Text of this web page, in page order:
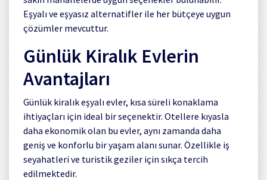
Eşyalı ve eşyasız alternatifler ile her bütçeye uygun
çözümler mevcuttur.
Günlük Kiralık Evlerin
Avantajları
Günlük kiralık eşyalı evler, kısa süreli konaklama
ihtiyaçları için ideal bir seçenektir. Otellere kıyasla
daha ekonomik olan bu evler, aynı zamanda daha
geniş ve konforlu bir yaşam alanı sunar. Özellikle iş
seyahatleri ve turistik geziler için sıkça tercih
edilmektedir.